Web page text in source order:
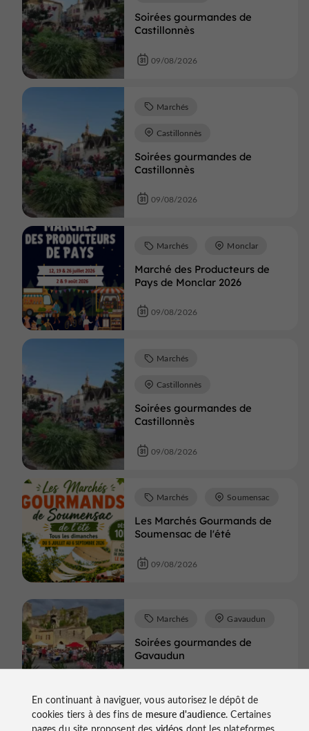
Soirées gourmandes de
Castillonnès
09/08/2026
Soirées gourmandes de
Castillonnès
Marchés
Castillonnès
09/08/2026
Marché des Producteurs de
Pays de Monclar 2026
Marchés Monclar
09/08/2026
Soirées gourmandes de
Castillonnès
Marchés
Castillonnès
09/08/2026
Les Marchés Gourmands de
Soumensac de l'été
Marchés Soumensac
09/08/2026
Soirées gourmandes de
Gavaudun
Marchés Gavaudun
En continuant à naviguer, vous autorisez le dépôt de
cookies tiers à des fins de mesure d'audience. Certaines